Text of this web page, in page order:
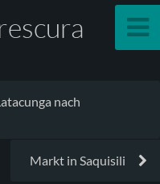
nach
Markt in Saquisili